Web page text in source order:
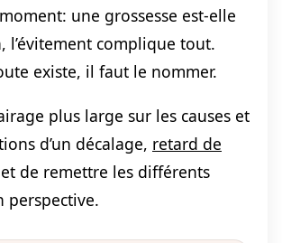
une grossesse est-elle
l’évitement complique tout.
existe, il faut le nommer.
plus large sur les causes et
d’un décalage, retard de
de remettre les différents
perspective.